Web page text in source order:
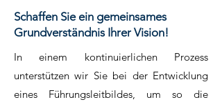
Schaffen Sie ein gemeinsames
Grundverständnis Ihrer Vision!
In einem kontinuierlichen Prozess
unterstützen wir Sie bei der Entwicklung
eines Führungsleitbildes, um so die